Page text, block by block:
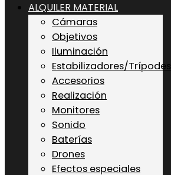
ALQUILER MATERIAL
Cámaras
Objetivos
Iluminación
Estabilizadores/Trípodes
Accesorios
Realización
Monitores
Sonido
Baterías
Drones
Efectos especiales